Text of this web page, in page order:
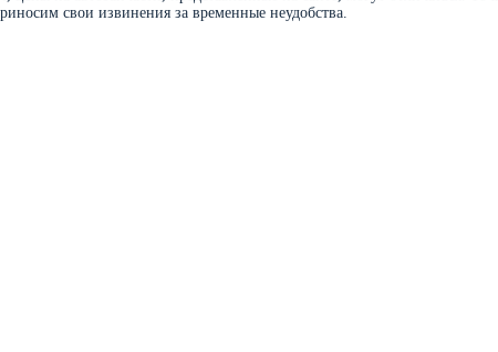
свои извинения за временные неудобства.